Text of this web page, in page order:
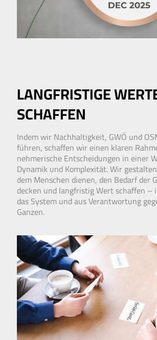
LANGFRISTIGE
SCHAFFEN
Indem wir Nach­haltig­keit, GWÖ und
führen, schaffen wir einen klaren
nehmerische Entscheidungen in einer
Dynamik und Komplexität. Wir
dem Menschen dienen, den Bedarf der
decken und lang­fristig Wert schaffen –
das System und aus Ver­ant­wort­ung
Ganzen.